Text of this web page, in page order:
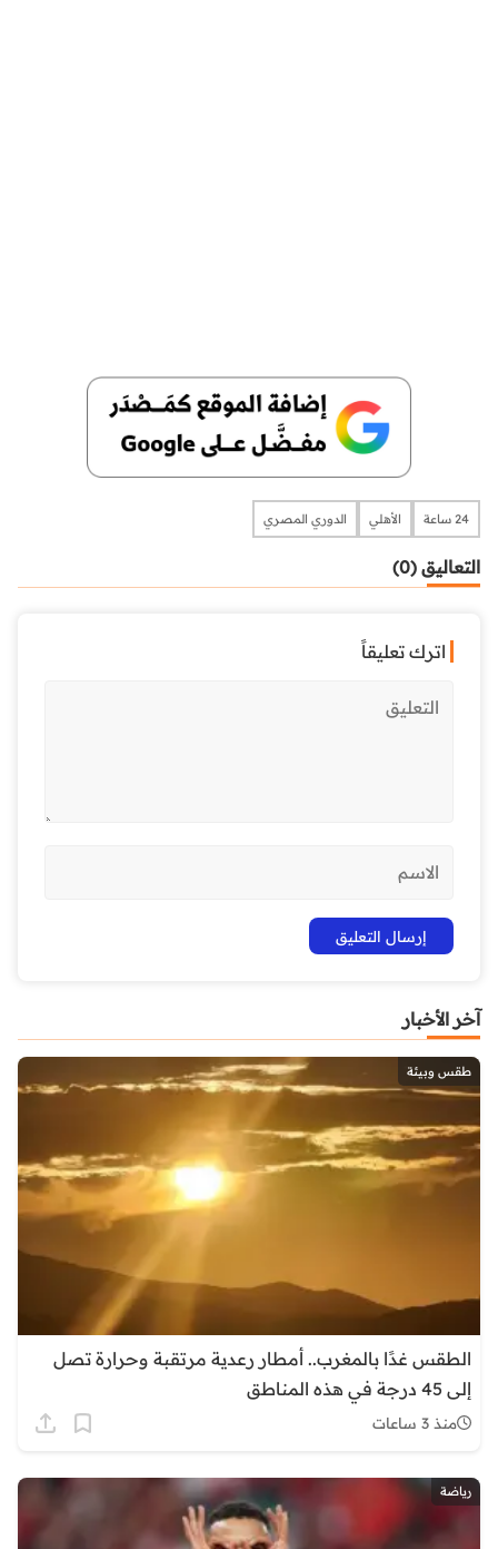
24 ساعة الأهلي الدوري المصري
التعاليق (0)
اترك تعليقاً
آخر الأخبار
طقس وبيئة
الطقس غدًا بالمغرب.. أمطار رعدية مرتقبة وحرارة تصل
إلى 45 درجة في هذه المناطق
منذ 3 ساعات
رياضة